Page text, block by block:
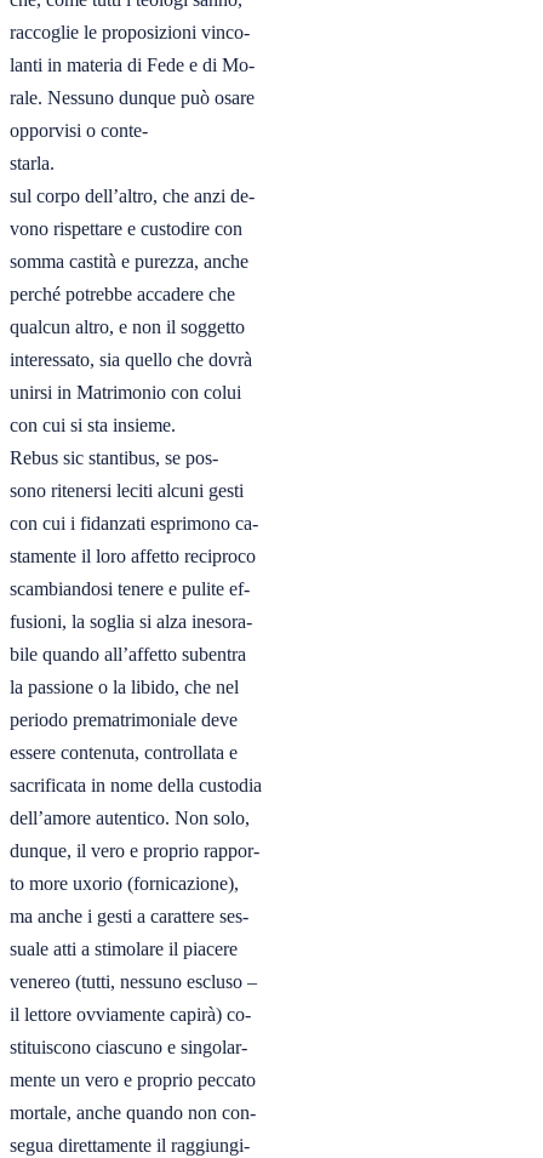
raccoglie le proposizioni vinco-
lanti in materia di Fede e di Mo-
rale. Nessuno dunque può osare
opporvisi o conte-
starla.
sul corpo dell’altro, che anzi de-
vono rispettare e custodire con
somma castità e purezza, anche
perché potrebbe accadere che
qualcun altro, e non il soggetto
interessato, sia quello che dovrà
unirsi in Matrimonio con colui
con cui si sta insieme.
Rebus sic stantibus, se pos-
sono ritenersi leciti alcuni gesti
con cui i fidanzati esprimono ca-
stamente il loro affetto reciproco
scambiandosi tenere e pulite ef-
fusioni, la soglia si alza inesora-
bile quando all’affetto subentra
la passione o la libido, che nel
periodo prematrimoniale deve
essere contenuta, controllata e
sacrificata in nome della custodia
dell’amore autentico. Non solo,
dunque, il vero e proprio rappor-
to more uxorio (fornicazione),
ma anche i gesti a carattere ses-
suale atti a stimolare il piacere
venereo (tutti, nessuno escluso –
il lettore ovviamente capirà) co-
stituiscono ciascuno e singolar-
mente un vero e proprio peccato
mortale, anche quando non con-
segua direttamente il raggiungi-